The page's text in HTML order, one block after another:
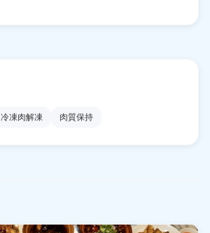
冷凍肉解凍 肉質保持